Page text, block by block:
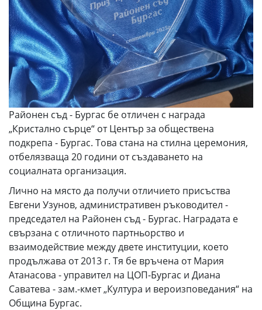
Районен съд - Бургас бе отличен с награда
„Кристално сърце“ от Център за обществена
подкрепа - Бургас. Това стана на стилна церемония,
отбелязваща 20 години от създаването на
социалната организация.
Лично на място да получи отличието присъства
Евгени Узунов, административен ръководител -
председател на Районен съд - Бургас. Наградата е
свързана с отличното партньорство и
взаимодействие между двете институции, което
продължава от 2013 г. Тя бе връчена от Мария
Атанасова - управител на ЦОП-Бургас и Диана
Саватева - зам.-кмет „Култура и вероизповедания“ на
Община Бургас.